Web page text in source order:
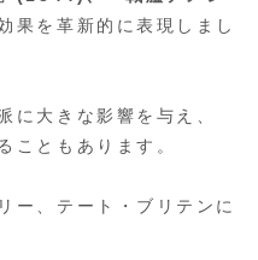
果を革新的に表現しまし
に大きな影響を与え、
こともあります。
ー、テート・ブリテンに